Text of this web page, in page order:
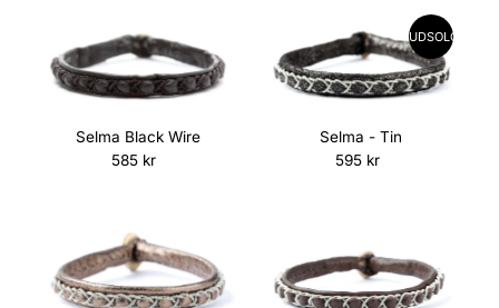
Selma Black Wire
Normalpris
585 kr
UDSOLGT
Selma - Tin
Normalpris
595 kr